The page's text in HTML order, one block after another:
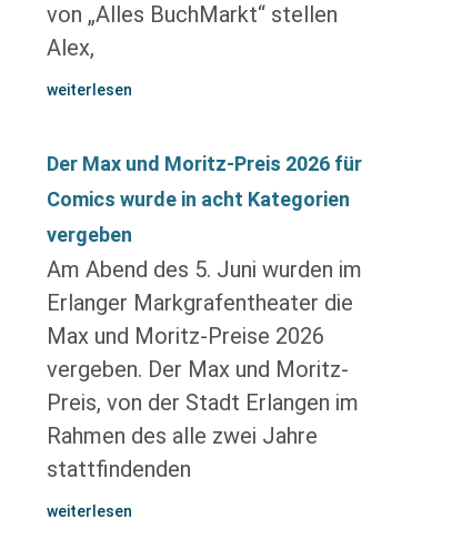
von „Alles BuchMarkt“ stellen
Alex,
weiterlesen
Der Max und Moritz-Preis 2026 für
Comics wurde in acht Kategorien
vergeben
Am Abend des 5. Juni wurden im
Erlanger Markgrafentheater die
Max und Moritz-Preise 2026
vergeben. Der Max und Moritz-
Preis, von der Stadt Erlangen im
Rahmen des alle zwei Jahre
stattfindenden
weiterlesen